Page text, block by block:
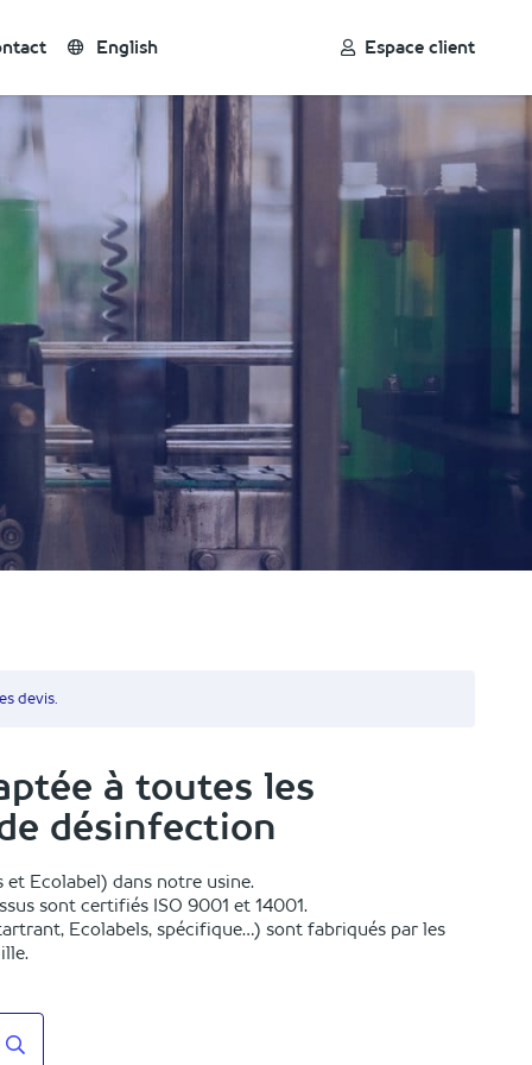
English Espace client
devis.
à toutes les
désinfection
Ecolabel) dans notre usine.
sont certifiés ISO 9001 et 14001.
Ecolabels, spécifique…) sont fabriqués par les